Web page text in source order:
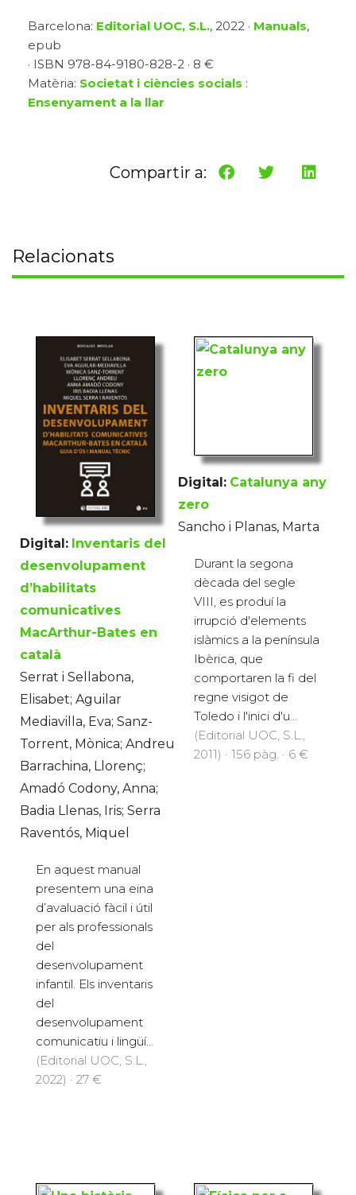
Barcelona: Editorial UOC, S.L., 2022 · Manuals,
epub
· ISBN 978-84-9180-828-2 · 8 €
Matèria: Societat i ciències socials :
Ensenyament a la llar
Compartir a:
Relacionats
Digital: Inventaris del
desenvolupament
d’habilitats
comunicatives
MacArthur-Bates en
català
Serrat i Sellabona,
Elisabet; Aguilar
Mediavilla, Eva; Sanz-
Torrent, Mònica; Andreu
Barrachina, Llorenç;
Amadó Codony, Anna;
Badia Llenas, Iris; Serra
Raventós, Miquel
En aquest manual
presentem una eina
d’avaluació fàcil i útil
per als professionals
del
desenvolupament
infantil. Els inventaris
del
desenvolupament
comunicatiu i lingüí...
(Editorial UOC, S.L.,
2022) · 27 €
Digital: Catalunya any
zero
Sancho i Planas, Marta
Durant la segona
dècada del segle
VIII, es produí la
irrupció d'elements
islàmics a la península
Ibèrica, que
comportaren la fi del
regne visigot de
Toledo i l'inici d'u...
(Editorial UOC, S.L.,
2011) · 156 pàg. · 6 €